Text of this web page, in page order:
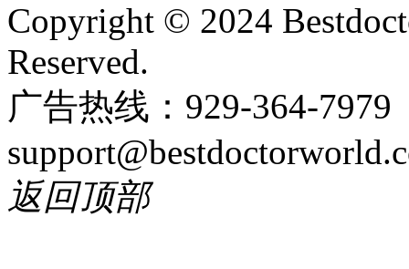
Copyright © 2024
Reserved.
广告热线：929-364-
返回顶部